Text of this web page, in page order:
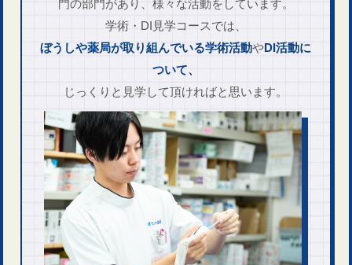
門の部門があり、様々な活動をして​います。
学術・DI見学コースでは、
ぼうしや薬局が取り組んでいる学術活動やDI活動に
ついて、
じっくりと見学して頂ければと思います。